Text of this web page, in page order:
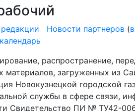
Новости партнеров (
распространение,
материалов, загруженных из
Новокузнецкой городской
службы в сфере связи,
Свидетельство ПИ № ТУ42-